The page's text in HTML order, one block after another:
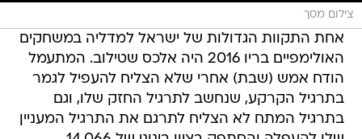
צילום מסך
אחת התקוות הגדולות של ישראל למדליה במשחקים
האולימפיים בריו 2016 היה אלכס שטילוב. המתעמל
הודח אמש (שבת) אחרי שלא הצליח להעפיל לגמר
בתרגיל הקרקע, שנחשב לתרגיל החזק שלו, וגם
בתרגיל המתח לא הצליח לתרגם את התרגיל המעניין